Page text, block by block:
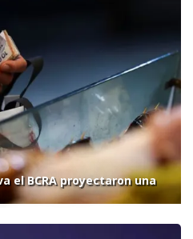
el BCRA proyectaron una